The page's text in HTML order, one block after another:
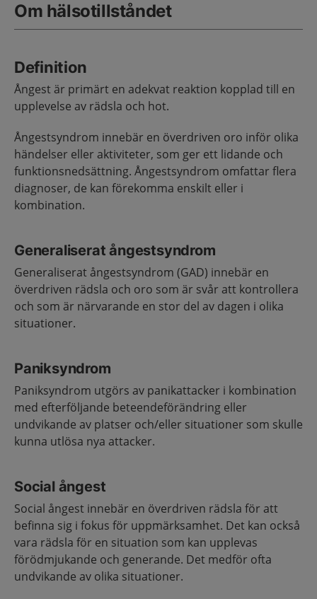
Om hälsotillståndet
Definition
Ångest är primärt en adekvat reaktion kopplad till en
upplevelse av rädsla och hot.
Ångestsyndrom innebär en överdriven oro inför olika
händelser eller aktiviteter, som ger ett lidande och
funktionsnedsättning. Ångestsyndrom omfattar flera
diagnoser, de kan förekomma enskilt eller i
kombination.
Generaliserat ångestsyndrom
Generaliserat ångestsyndrom (GAD) innebär en
överdriven rädsla och oro som är svår att kontrollera
och som är närvarande en stor del av dagen i olika
situationer.
Paniksyndrom
Paniksyndrom utgörs av panikattacker i kombination
med efterföljande beteendeförändring eller
undvikande av platser och/eller situationer som skulle
kunna utlösa nya attacker.
Social ångest
Social ångest innebär en överdriven rädsla för att
befinna sig i fokus för uppmärksamhet. Det kan också
vara rädsla för en situation som kan upplevas
förödmjukande och generande. Det medför ofta
undvikande av olika situationer.